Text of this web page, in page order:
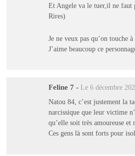
Et Angele va le tuer,il ne faut
Rires)
Je ne veux pas qu’on touche à
J’aime beaucoup ce
Feline 7 - Le 6 décembre
Natou 84, c’est justement la
narcissique que leur victime
qu’elle soit très amoureuse et
Ces gens là sont forts pour